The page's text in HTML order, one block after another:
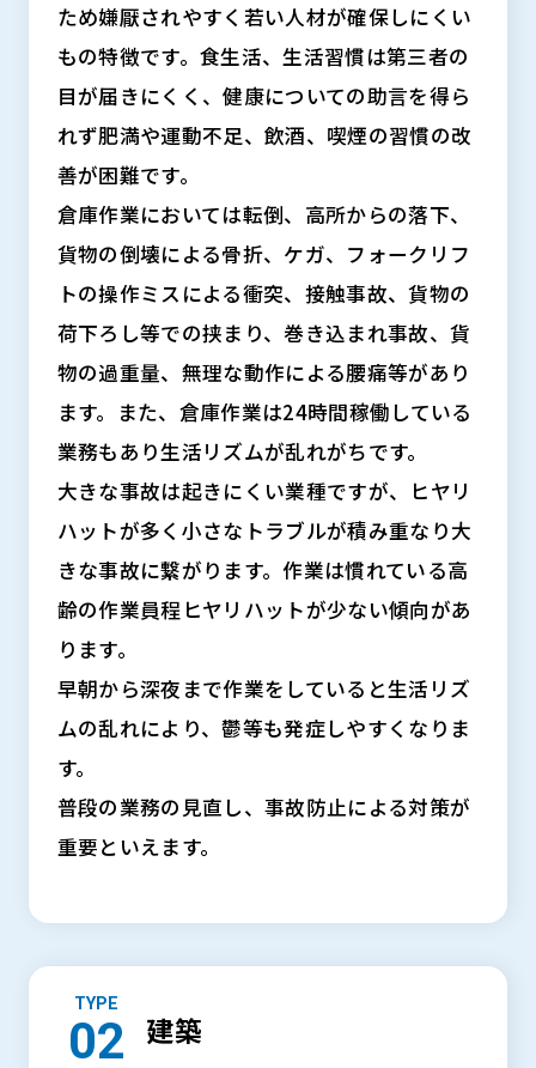
ため嫌厭されやすく若い人材が確保しにくい
もの特徴です。食生活、生活習慣は第三者の
目が届きにくく、健康についての助言を得ら
れず肥満や運動不足、飲酒、喫煙の習慣の改
善が困難です。
倉庫作業においては転倒、高所からの落下、
貨物の倒壊による骨折、ケガ、フォークリフ
トの操作ミスによる衝突、接触事故、貨物の
荷下ろし等での挟まり、巻き込まれ事故、貨
物の過重量、無理な動作による腰痛等があり
ます。また、倉庫作業は24時間稼働している
業務もあり生活リズムが乱れがちです。
大きな事故は起きにくい業種ですが、ヒヤリ
ハットが多く小さなトラブルが積み重なり大
きな事故に繋がります。作業は慣れている高
齢の作業員程ヒヤリハットが少ない傾向があ
ります。
早朝から深夜まで作業をしていると生活リズ
ムの乱れにより、鬱等も発症しやすくなりま
す。
普段の業務の見直し、事故防止による対策が
重要といえます。
TYPE
建築